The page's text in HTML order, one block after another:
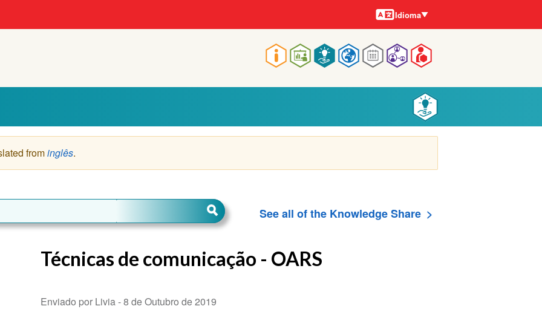
Navegação
principal
Idiomas
Idioma
frominglês.
See all of the Knowledge Share
Técnicas de comunicação - OARS
Enviado por Livia -8 de Outubro de 2019